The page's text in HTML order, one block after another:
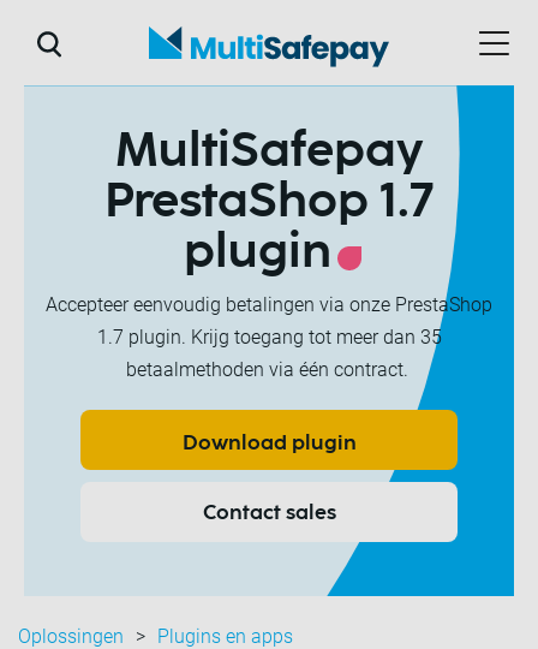
MultiSafepay
PrestaShop 1.7
plugin
Accepteer eenvoudig betalingen via onze PrestaShop
1.7 plugin. Krijg toegang tot meer dan 35
betaalmethoden via één contract.
Download plugin
Contact sales
Oplossingen Plugins en apps